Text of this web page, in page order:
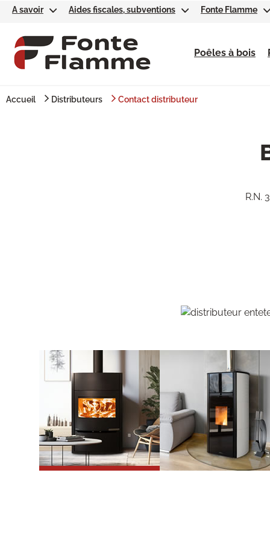
Poêles à bois
A savoir Aides fiscales, subventions Fonte Flamme
Accueil Distributeurs Contact distributeur
R.N.